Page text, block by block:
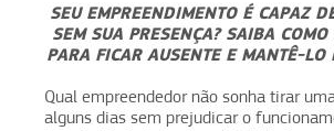
SEU EMPREENDIMENTO É CAPAZ
SEM SUA PRESENÇA? SAIBA COMO
PARA FICAR AUSENTE E MANTÊ-LO
Qual empreendedor não sonha tirar
alguns dias sem prejudicar o